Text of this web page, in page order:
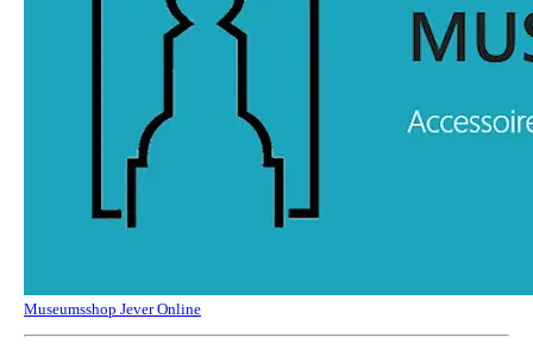
Museumsshop Jever Online